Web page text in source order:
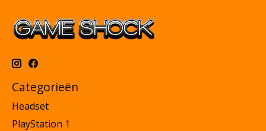
Categorieën
Headset
PlayStation 1